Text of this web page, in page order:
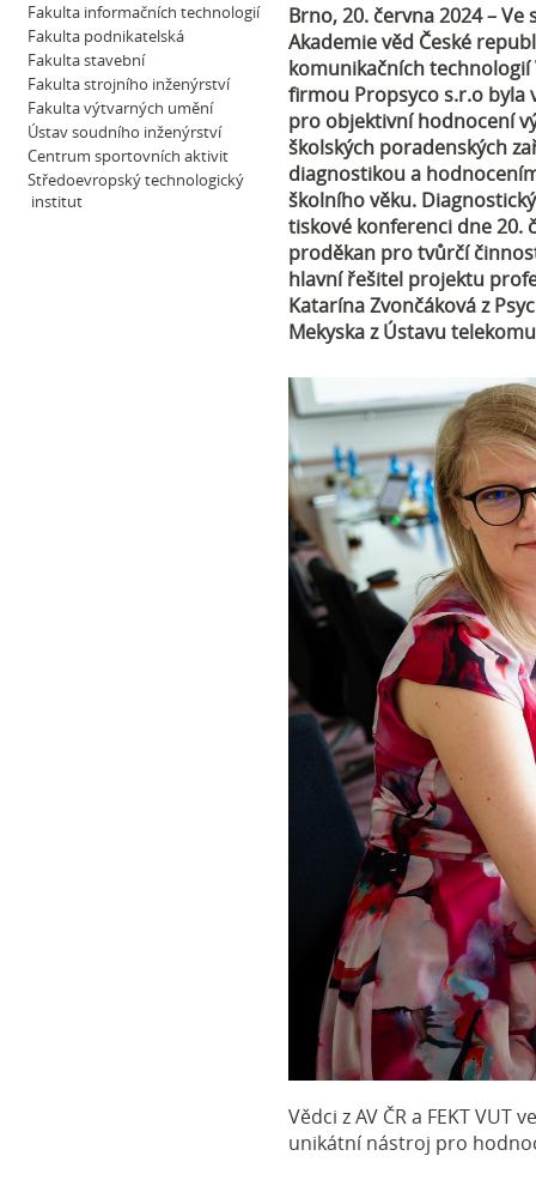
Fakulta informačních technologií
Fakulta podnikatelská
Fakulta stavební
Fakulta strojního inženýrství
Fakulta výtvarných umění
Ústav soudního inženýrství
Centrum sportovních aktivit
Středoevropský technologický
institut
Brno, 20. června 2024 –
Akademie věd České
komunikačních technologií
firmou Propsyco s.r.o byla
pro objektivní hodnocení
školských poradenských
diagnostikou a
školního věku.
tiskové konferenci dne 20.
proděkan pro tvůrčí
hlavní řešitel projektu
Katarína Zvončáková z
Mekyska z Ústavu
Vědci z AV ČR a FEKT
unikátní nástroj pro